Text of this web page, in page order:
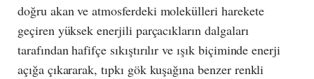
doğru akan ve atmosferdeki molekülleri harekete
geçiren yüksek enerjili parçacıkların dalgaları
tarafından hafifçe sıkıştırılır ve ışık biçiminde enerji
açığa çıkararak, tıpkı gök kuşağına benzer renkli